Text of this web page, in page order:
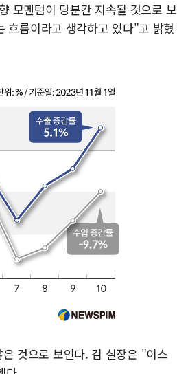
모멘텀이 당분간 지속될 것으로 보
흐름이라고 생각하고 있다"고 밝혔
것으로 보인다. 김 실장은 "이스